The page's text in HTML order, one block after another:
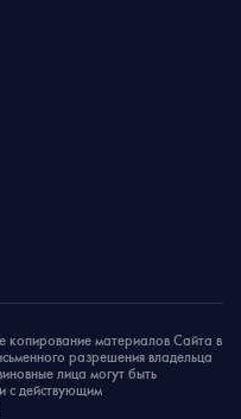
копирование материалов Сайта в
разрешения владельца
лица могут быть
с действующим